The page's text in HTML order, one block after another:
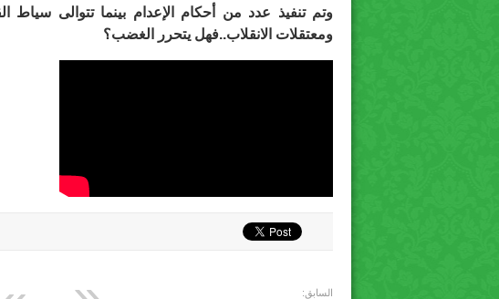
وتم تنفيذ عدد من أحكام الإعدام بينما تتوالى
ومعتقلات الانقلاب..فهل يتحرر الغضب؟
السابق: